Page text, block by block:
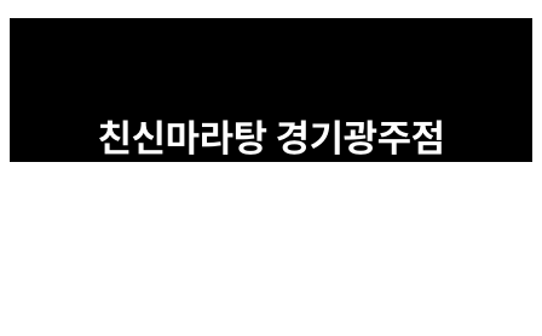
친신마라탕 경기광주점